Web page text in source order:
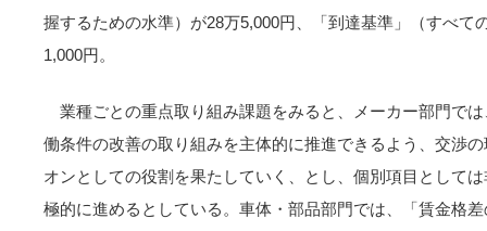
握するための水準）が28万5,000円、「到達基準」（すべて
1,000円。
業種ごとの重点取り組み課題をみると、メーカー部門で
働条件の改善の取り組みを主体的に推進できるよう、交渉
オンとしての役割を果たしていく、とし、個別項目として
極的に進めるとしている。車体・部品部門では、「賃金格